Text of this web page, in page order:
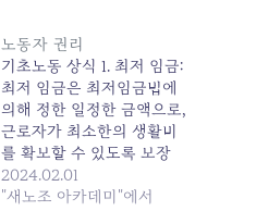
노동자 권리
기초노동 상식 1. 최저 임금:
최저 임금은 최저임금법에
의해 정한 일정한 금액으로,
근로자가 최소한의 생활비
를 확보할 수 있도록 보장
2023년도 적용 최저임금
을 시간급 9,620원 최저임
2024.02.01
"새노조 아카데미"에서